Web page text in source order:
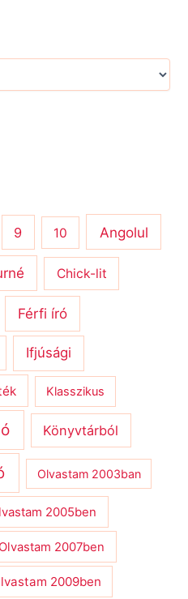
9 10 Angolul
Chick-lit
Férfi író
Ifjúsági
Klasszikus
Könyvtárból
Olvastam 2003ban
2005ben
Olvastam 2007ben
2009ben